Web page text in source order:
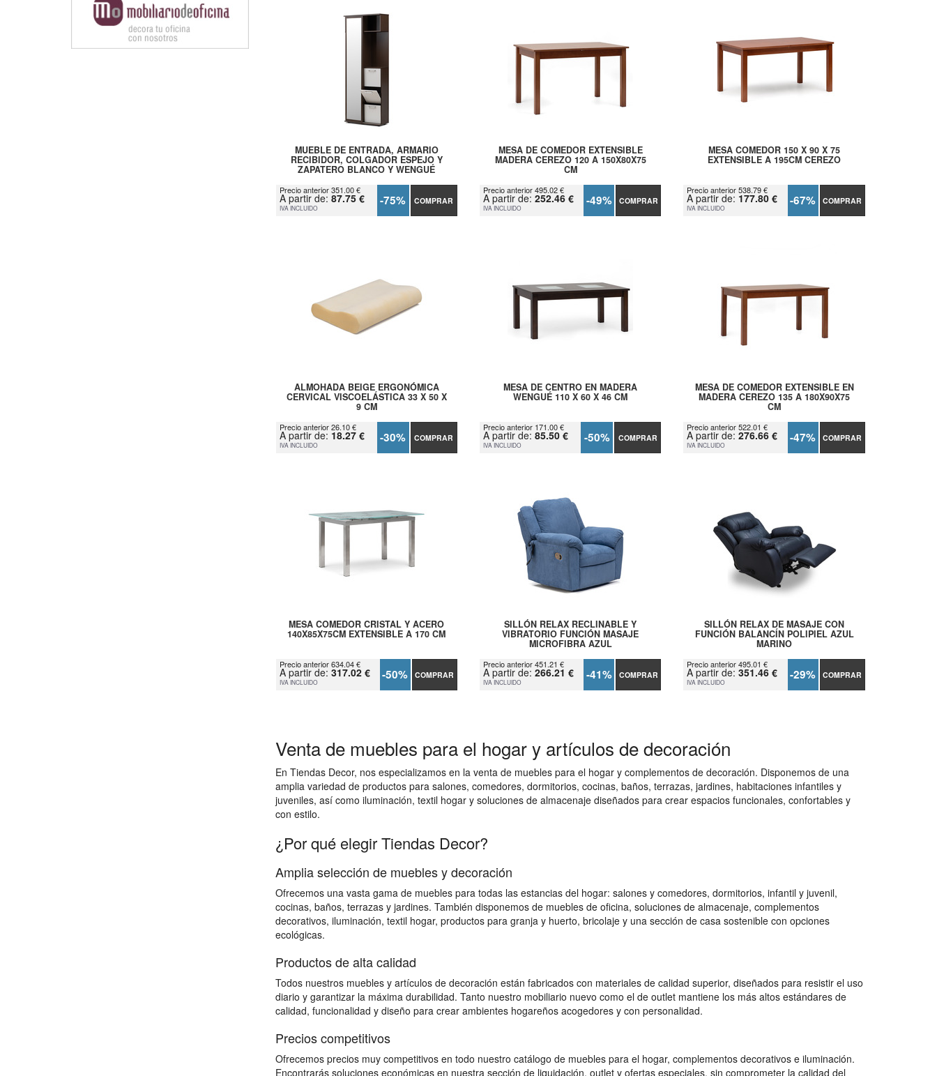
MUEBLE DE ENTRADA, ARMARIO
RECIBIDOR, COLGADOR ESPEJO Y
ZAPATERO BLANCO Y WENGUÉ
Precio anterior 351.00 €
A partir de: 87.75 €
IVA INCLUIDO -75% COMPRAR
MESA DE COMEDOR EXTENSIBLE
MADERA CEREZO 120 A 150X80X75
CM
Precio anterior 495.02 €
A partir de: 252.46 €
IVA INCLUIDO -49% COMPRAR
MESA COMEDOR 150 X 90 X 75
EXTENSIBLE A 195CM CEREZO
Precio anterior 538.79 €
A partir de: 177.80 €
IVA INCLUIDO -67% COMPRAR
ALMOHADA BEIGE ERGONÓMICA
CERVICAL VISCOELÁSTICA 33 X 50 X
9 CM
Precio anterior 26.10 €
A partir de: 18.27 €
IVA INCLUIDO -30% COMPRAR
MESA DE CENTRO EN MADERA
WENGUÉ 110 X 60 X 46 CM
Precio anterior 171.00 €
A partir de: 85.50 €
IVA INCLUIDO -50% COMPRAR
MESA DE COMEDOR EXTENSIBLE EN
MADERA CEREZO 135 A 180X90X75
CM
Precio anterior 522.01 €
A partir de:276.66 €
IVA INCLUIDO -47% COMPRAR
MESA COMEDOR CRISTAL Y ACERO
140X85X75CM EXTENSIBLE A 170 CM
Precio anterior 634.04 €
A partir de: 317.02 €
IVA INCLUIDO -50% COMPRAR
SILLÓN RELAX RECLINABLE Y
VIBRATORIO FUNCIÓN MASAJE
MICROFIBRA AZUL
Precio anterior 451.21 €
A partir de: 266.21 €
IVA INCLUIDO -41% COMPRAR
SILLÓN RELAX DE MASAJE CON
FUNCIÓN BALANCÍN POLIPIEL AZUL
MARINO
Precio anterior 495.01 €
A partir de:351.46 €
IVA INCLUIDO -29% COMPRAR
Venta de muebles para el hogar y artículos de decoración
En Tiendas Decor, nos especializamos en la venta de muebles para el hogar y complementos de decoración. Disponemos de una
amplia variedad de productos para salones, comedores, dormitorios, cocinas, baños, terrazas, jardines, habitaciones infantiles y
juveniles, así como iluminación, textil hogar y soluciones de almacenaje diseñados para crear espacios funcionales, confortables y
con estilo.
¿Por qué elegir Tiendas Decor?
Amplia selección de muebles y decoración
Ofrecemos una vasta gama de muebles para todas las estancias del hogar: salones y comedores, dormitorios, infantil y juvenil,
cocinas, baños, terrazas y jardines. También disponemos de muebles de oficina, soluciones de almacenaje, complementos
decorativos, iluminación, textil hogar, productos para granja y huerto, bricolaje y una sección de casa sostenible con opciones
ecológicas.
Productos de alta calidad
Todos nuestros muebles y artículos de decoración están fabricados con materiales de calidad superior, diseñados para resistir el uso
diario y garantizar la máxima durabilidad. Tanto nuestro mobiliario nuevo como el de outlet mantiene los más altos estándares de
calidad, funcionalidad y diseño para crear ambientes hogareños acogedores y con personalidad.
Precios competitivos
Ofrecemos precios muy competitivos en todo nuestro catálogo de muebles para el hogar, complementos decorativos e iluminación.
Encontrarás soluciones económicas en nuestra sección de liquidación, outlet y ofertas especiales, sin comprometer la calidad del